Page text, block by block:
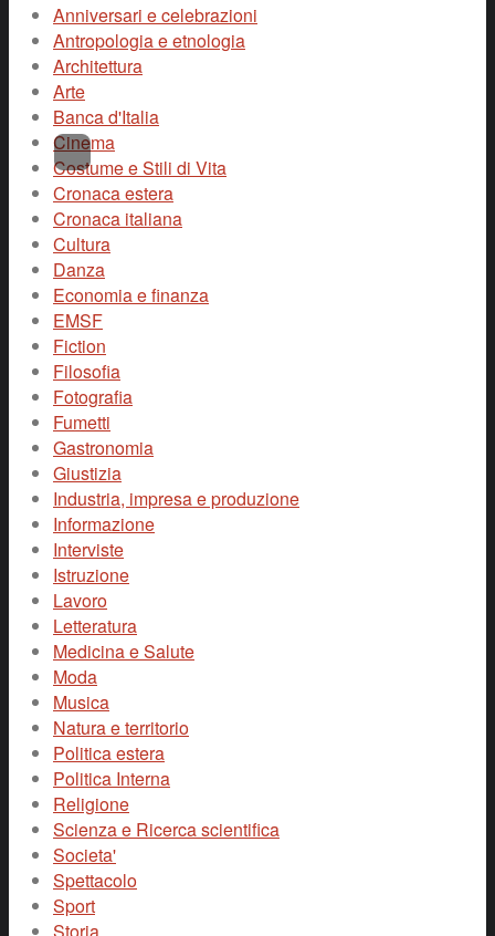
Anniversari e celebrazioni
Antropologia e etnologia
Architettura
Arte
Banca d'Italia
Cinema
Costume e Stili di Vita
Cronaca estera
Cronaca italiana
Cultura
Danza
Economia e finanza
EMSF
Fiction
Filosofia
Fotografia
Fumetti
Gastronomia
Giustizia
Industria, impresa e produzione
Informazione
Interviste
Istruzione
Lavoro
Letteratura
Medicina e Salute
Moda
Musica
Natura e territorio
Politica estera
Politica Interna
Religione
Scienza e Ricerca scientifica
Societa'
Spettacolo
Sport
Storia